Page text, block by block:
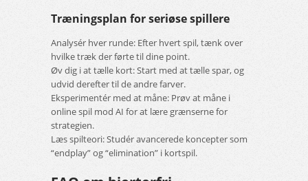
Træningsplan for seriøse spillere
Analysér hver runde: Efter hvert spil, tænk over
hvilke træk der førte til dine point.
Øv dig i at tælle kort: Start med at tælle spar, og
udvid derefter til de andre farver.
Eksperimentér med at måne: Prøv at måne i
online spil mod AI for at lære grænserne for
strategien.
Læs spilteori: Studér avancerede koncepter som
“endplay” og “elimination” i kortspil.